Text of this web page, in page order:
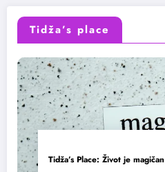
Tidža’s place
Tidža’s Place: Život je magičan